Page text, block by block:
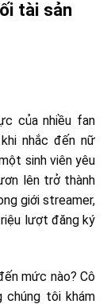
tài sản
của nhiều fan
nhắc đến nữ
sinh viên yêu
lên trở thành
giới streamer,
lượt đăng ký
mức nào? Cô
chúng tôi khám